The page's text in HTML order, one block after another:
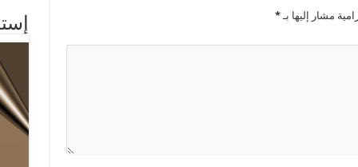
مشار إليها بـ*